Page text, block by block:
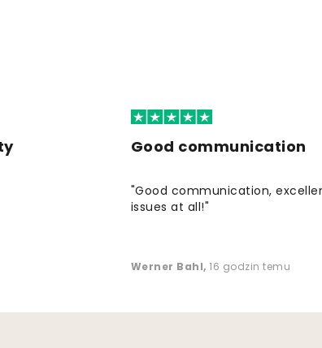
Good communication
"Good communication,
issues at all!"
Werner Bahl, 16 godzin temu